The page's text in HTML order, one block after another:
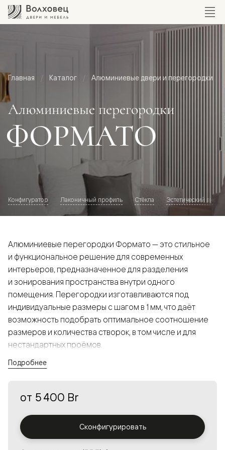
Главная Каталог Алюминиевые двери и перегородки
Алюминиевые перегородки
ФОРМАТО
Конфигуратор Лаконичный профиль Стёкла Эстетический
Алюминиевые перегородки Формато — это стильное
и функциональное решение для современных
интерьеров, предназначенное для разделения
и зонирования пространства внутри одного
помещения. Перегородки изготавливаются под
индивидуальные размеры с шагом в 1 мм, что даёт
возможность подобрать оптимальное соотношение
размеров и количества створок, в том числе и для
нестандартных проёмов.
а большой выбор вставок из стекла с различными
решения в интерьере и варьировать освещённость.
Подробнее
от 5 400 Br
Сконфигурировать